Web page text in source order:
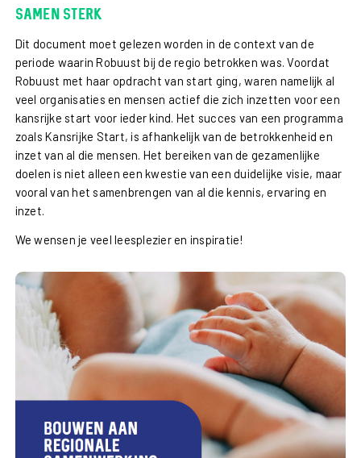
Samen sterk
Dit document moet gelezen worden in de context van de
periode waarin Robuust bij de regio betrokken was. Voordat
Robuust met haar opdracht van start ging, waren namelijk al
veel organisaties en mensen actief die zich inzetten voor een
kansrijke start voor ieder kind. Het succes van een programma
zoals Kansrijke Start, is afhankelijk van de betrokkenheid en
inzet van al die mensen. Het bereiken van de gezamenlijke
doelen is niet alleen een kwestie van een duidelijke visie, maar
vooral van het samenbrengen van al die kennis, ervaring en
inzet.
We wensen je veel leesplezier en inspiratie!